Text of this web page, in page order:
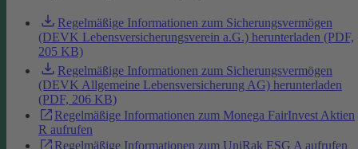
Regelmäßige Informationen zum Sicherungsvermögen
(DEVK Lebensversicherungsverein a.G.) herunterladen (PDF,
205 KB)
Regelmäßige Informationen zum Sicherungsvermögen
(DEVK Allgemeine Lebensversicherung AG) herunterladen
(PDF, 206 KB)
Regelmäßige Informationen zum Monega FairInvest Aktien
R aufrufen
Regelmäßige Informationen zum UniRak ESG A aufrufen